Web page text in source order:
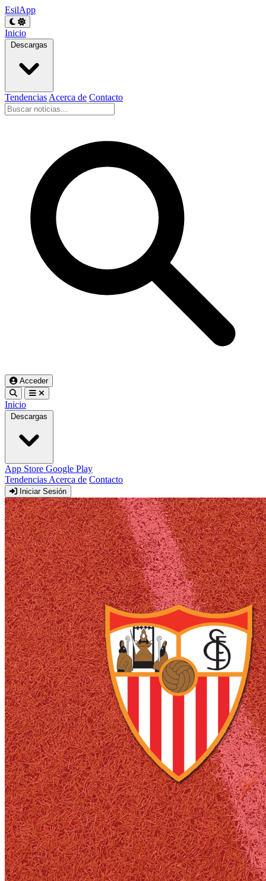
EsilApp
Inicio
Descargas
Tendencias Acerca de Contacto
Acceder
Inicio
Descargas
App Store Google Play
Tendencias Acerca de Contacto
Iniciar Sesión